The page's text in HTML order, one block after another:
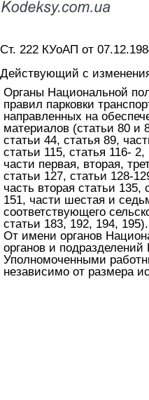
Ст. 222 КУоАП от
Действующий с
Органы Национальной
правил парковки
направленных на
материалов (статьи 80 и
статьи 44, статья 89,
статьи 115, статья 116-
части первая, вторая,
статьи 127, статьи 128-
часть вторая статьи
151, части шестая и
соответствующего
статьи 183, 192, 194, 195).
От имени органов
органов и
Уполномоченными
независимо от размера